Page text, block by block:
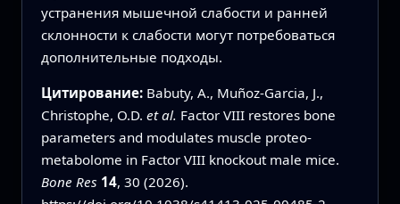
устранения мышечной слабости и ранней
склонности к слабости могут потребоваться
дополнительные подходы.
Цитирование: Babuty, A., Muñoz-Garcia, J.,
Christophe, O.D. et al. Factor VIII restores bone
parameters and modulates muscle proteo-
metabolome in Factor VIII knockout male mice.
Bone Res 14, 30 (2026).